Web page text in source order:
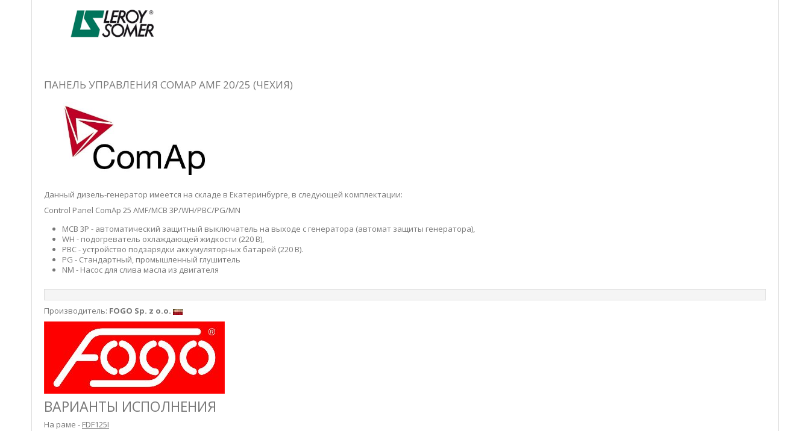
ПАНЕЛЬ УПРАВЛЕНИЯ COMAP AMF 20/25 (ЧЕХИЯ)
Данный дизель-генератор имеется на складе в Екатеринбурге, в следующей комплектации:
Control Panel ComAp 25 AMF/MCB 3P/WH/PBC/PG/MN
MCB 3P - автоматический защитный выключатель на выходе с генератора (автомат защиты генератора),
WH - подогреватель охлаждающей жидкости (220 В),
PBC - устройство подзарядки аккумуляторных батарей (220 В).
PG - Стандартный, промышленный глушитель
NM - Насос для слива масла из двигателя
Производитель: FOGO Sp. z o.o.
ВАРИАНТЫ ИСПОЛНЕНИЯ
На раме - FDF125I